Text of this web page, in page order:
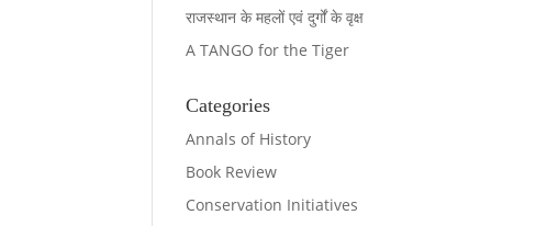
राजस्थान के महलों एवं दुर्गों के वृक्ष
A TANGO for the Tiger
Categories
Annals of History
Book Review
Conservation Initiatives